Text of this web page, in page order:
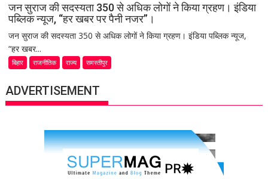
जन सुराज की सदस्यता 350 से अधिक लोगों ने किया ग्रहण। इंडिया
पब्लिक न्यूज, “हर खबर पर पैनी नजर”।
जन सुराज की सदस्यता 350 से अधिक लोगों ने किया ग्रहण। इंडिया पब्लिक न्यूज,
“हर खबर...
बिहार राजनीतिक राज्य समस्तीपुर
ADVERTISEMENT